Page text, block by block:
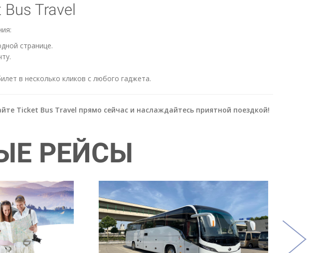
Travel
странице.
в несколько кликов с любого гаджета.
Ticket Bus Travel прямо сейчас и наслаждайтесь приятной поездкой!
РЕЙСЫ